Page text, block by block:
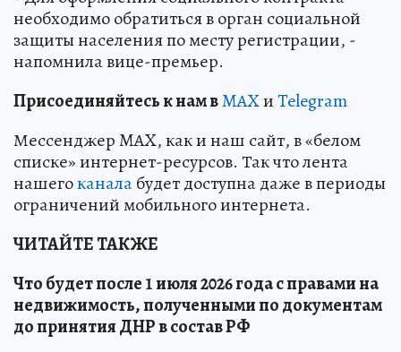
необходимо обратиться в орган социальной
защиты населения по месту регистрации, -
напомнила вице-премьер.
Присоединяйтесь к нам вMAXиTelegram
Мессенджер MAX, как и наш сайт, в «белом
списке» интернет-ресурсов. Так что лента
нашегоканалабудет доступна даже в периоды
ограничений мобильного интернета.
ЧИТАЙТЕ ТАКЖЕ
Что будет после 1 июля 2026 года с правами на
недвижимость, полученными по документам
до принятия ДНР в состав РФ